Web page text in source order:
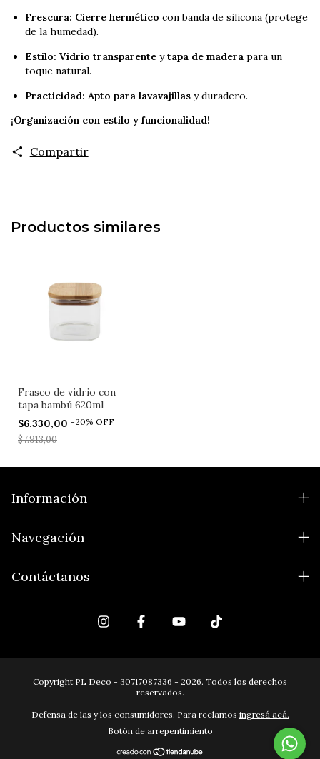
Frescura: Cierre hermético con banda de silicona (protege
de la humedad).
Estilo: Vidrio transparente ytapa de madera para un
toque natural.
Practicidad: Apto para lavavajillas y duradero.
¡Organización con estilo y funcionalidad!
Compartir
Productos similares
Frasco de vidrio con
tapa bambú 620ml
$6.330,00 -20% OFF
$7.913,00
Información
Navegación
Contáctanos
Copyright PL Deco - 30717087336 - 2026. Todos los derechos
reservados.
Defensa de las y los consumidores. Para reclamos ingresá acá.
Botón de arrepentimiento